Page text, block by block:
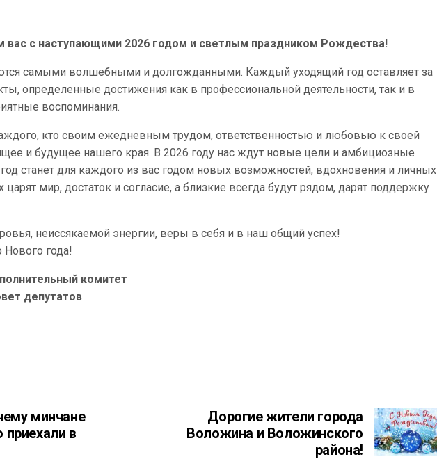
вас с наступающими 2026 годом и светлым праздником Рождества!
самыми волшебными и долгожданными. Каждый уходящий год оставляет за
определенные достижения как в профессиональной деятельности, так и в
воспоминания.
кто своим ежедневным трудом, ответственностью и любовью к своей
и будущее нашего края. В 2026 году нас ждут новые цели и амбициозные
станет для каждого из вас годом новых возможностей, вдохновения и личных
мир, достаток и согласие, а близкие всегда будут рядом, дарят поддержку
неиссякаемой энергии, веры в себя и в наш общий успех!
Нового года!
комитет
депутатов
минчане
приехали в
Дорогие жители города
Воложина и Воложинского
района!